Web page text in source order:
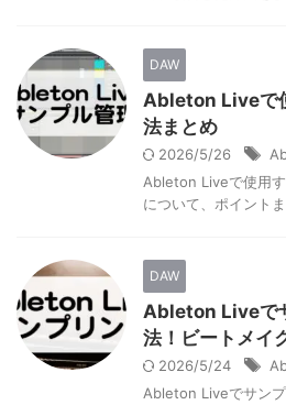
DAW
Ableton Liveで
法まとめ
2026/5/26
Ableton Liveで使用
について、ポイントま
DAW
Ableton Liveで
法！ビートメイ
2026/5/24
Ableton Liveでサン